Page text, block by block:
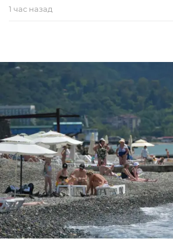
1 час назад